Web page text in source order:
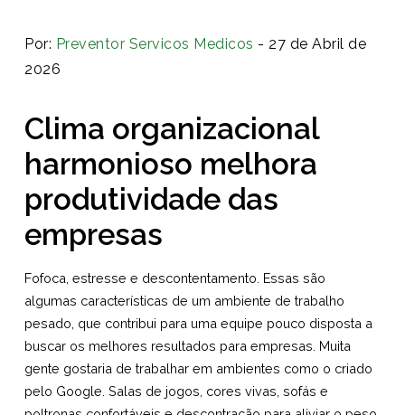
Por: Preventor Servicos Medicos - 27 de Abril de
2026
Clima organizacional
harmonioso melhora
produtividade das
empresas
Fofoca, estresse e descontentamento. Essas são
algumas características de um ambiente de trabalho
pesado, que contribui para uma equipe pouco disposta a
buscar os melhores resultados para empresas. Muita
gente gostaria de trabalhar em ambientes como o criado
pelo Google. Salas de jogos, cores vivas, sofás e